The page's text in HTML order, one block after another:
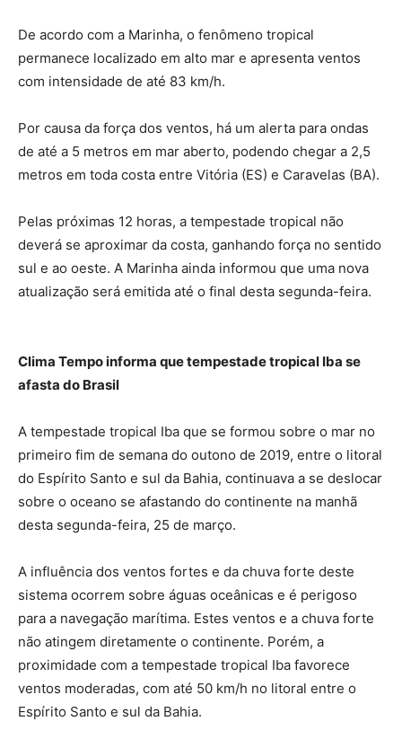
De acordo com a Marinha, o fenômeno tropical
permanece localizado em alto mar e apresenta ventos
com intensidade de até 83 km/h.
Por causa da força dos ventos, há um alerta para ondas
de até a 5 metros em mar aberto, podendo chegar a 2,5
metros em toda costa entre Vitória (ES) e Caravelas (BA).
Pelas próximas 12 horas, a tempestade tropical não
deverá se aproximar da costa, ganhando força no sentido
sul e ao oeste. A Marinha ainda informou que uma nova
atualização será emitida até o final desta segunda-feira.
Clima Tempo informa que tempestade tropical Iba se
afasta do Brasil
A tempestade tropical Iba que se formou sobre o mar no
primeiro fim de semana do outono de 2019, entre o litoral
do Espírito Santo e sul da Bahia, continuava a se deslocar
sobre o oceano se afastando do continente na manhã
desta segunda-feira, 25 de março.
A influência dos ventos fortes e da chuva forte deste
sistema ocorrem sobre águas oceânicas e é perigoso
para a navegação marítima. Estes ventos e a chuva forte
não atingem diretamente o continente. Porém, a
proximidade com a tempestade tropical Iba favorece
ventos moderadas, com até 50 km/h no litoral entre o
Espírito Santo e sul da Bahia.